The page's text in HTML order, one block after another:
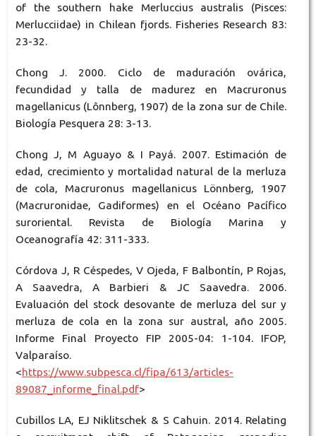
of the southern hake Merluccius australis (Pisces:
Merlucciidae) in Chilean fjords. Fisheries Research 83:
23-32.
Chong J. 2000. Ciclo de maduración ovárica,
fecundidad y talla de madurez en Macruronus
magellanicus (Lônnberg, 1907) de la zona sur de Chile.
Biología Pesquera 28: 3-13.
Chong J, M Aguayo & I Payá. 2007. Estimación de
edad, crecimiento y mortalidad natural de la merluza
de cola, Macruronus magellanicus Lönnberg, 1907
(Macruronidae, Gadiformes) en el Océano Pacífico
suroriental. Revista de Biología Marina y
Oceanografía 42: 311-333.
Córdova J, R Céspedes, V Ojeda, F Balbontín, P Rojas,
A Saavedra, A Barbieri & JC Saavedra. 2006.
Evaluación del stock desovante de merluza del sur y
merluza de cola en la zona sur austral, año 2005.
Informe Final Proyecto FIP 2005-04: 1-104. IFOP,
Valparaíso.
<https://www.subpesca.cl/fipa/613/articles-
89087_informe_final.pdf>
Cubillos LA, EJ Niklitschek & S Cahuin. 2014. Relating